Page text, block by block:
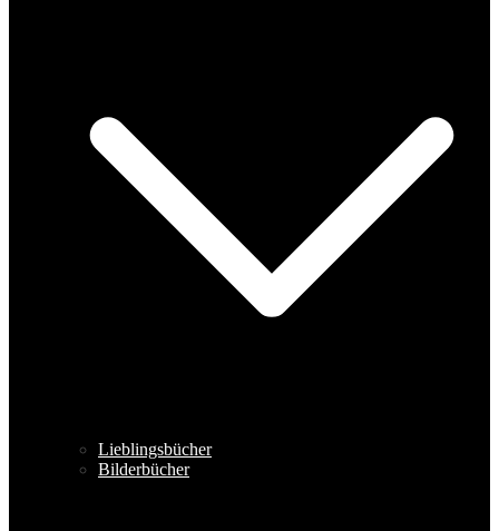
Lieblingsbücher
Bilderbücher